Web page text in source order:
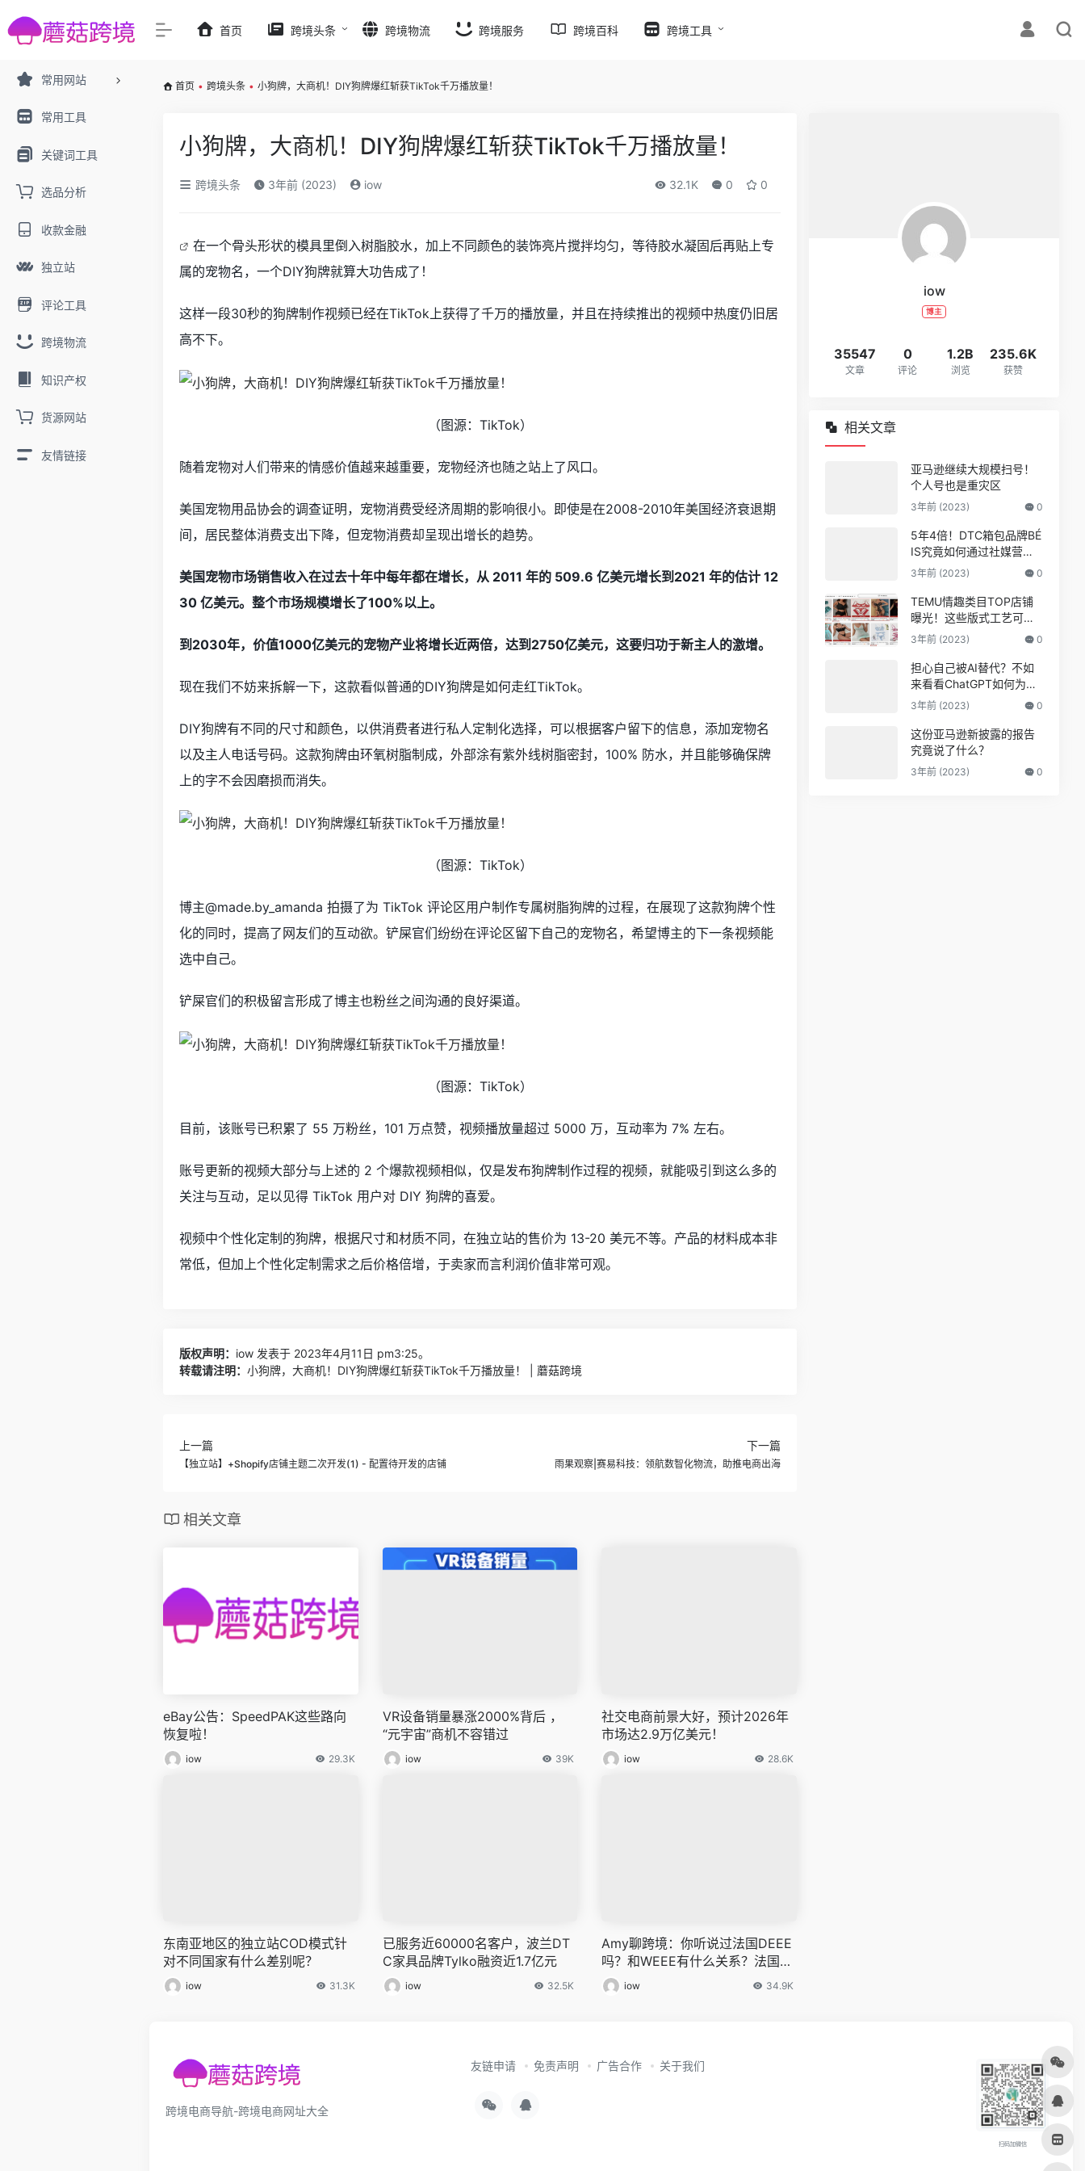
常用网站
常用工具
关键词工具
选品分析
收款金融
独立站
评论工具
跨境物流
知识产权
货源网站
友情链接
首页 跨境头条 跨境物流 跨境服务 跨境百科 跨境工具
首页 • 跨境头条 • 小狗牌，大商机！DIY狗牌爆红斩获TikTok千万播放量！
小狗牌，大商机！DIY狗牌爆红斩获TikTok千万播放量！
跨境头条 3年前 (2023) iow 32.1K 0 0
在一个骨头形状的模具里倒入树脂胶水，加上不同颜色的装饰亮片搅拌均匀，等待胶水凝固后再贴上专
属的宠物名，一个DIY狗牌就算大功告成了！
这样一段30秒的狗牌制作视频已经在TikTok上获得了千万的播放量，并且在持续推出的视频中热度仍旧居
高不下。
（图源：TikTok）
随着宠物对人们带来的情感价值越来越重要，宠物经济也随之站上了风口。
美国宠物用品协会的调查证明，宠物消费受经济周期的影响很小。即使是在2008-2010年美国经济衰退期
间，居民整体消费支出下降，但宠物消费却呈现出增长的趋势。
美国宠物市场销售收入在过去十年中每年都在增长，从 2011 年的 509.6 亿美元增长到2021 年的估计 12
30 亿美元。整个市场规模增长了100%以上。
到2030年，价值1000亿美元的宠物产业将增长近两倍，达到2750亿美元，这要归功于新主人的激增。
现在我们不妨来拆解一下，这款看似普通的DIY狗牌是如何走红TikTok。
DIY狗牌有不同的尺寸和颜色，以供消费者进行私人定制化选择，可以根据客户留下的信息，添加宠物名
以及主人电话号码。这款狗牌由环氧树脂制成，外部涂有紫外线树脂密封，100% 防水，并且能够确保牌
上的字不会因磨损而消失。
（图源：TikTok）
博主@made.by_amanda 拍摄了为 TikTok 评论区用户制作专属树脂狗牌的过程，在展现了这款狗牌个性
化的同时，提高了网友们的互动欲。铲屎官们纷纷在评论区留下自己的宠物名，希望博主的下一条视频能
选中自己。
铲屎官们的积极留言形成了博主也粉丝之间沟通的良好渠道。
（图源：TikTok）
目前， 该账号已积累了 55 万粉丝，101 万点赞，视频播放量超过 5000 万，互动率为 7% 左右。
账号更新的视频大部分与上述的 2 个爆款视频相似，仅是发布狗牌制作过程的视频，就能吸引到这么多的
关注与互动，足以见得 TikTok 用户对 DIY 狗牌的喜爱。
视频中个性化定制的狗牌，根据尺寸和材质不同， 在独立站的售价为 13-20 美元不等。产品的材料成本非
常低，但加上个性化定制需求之后价格倍增，于卖家而言利润价值非常可观。
版权声明： iow 发表于 2023年4月11日 pm3:25。
转载请注明： 小狗牌，大商机！DIY狗牌爆红斩获TikTok千万播放量！ | 蘑菇跨境
上一篇
【独立站】+Shopify店铺主题二次开发(1) - 配置待开发的店铺
下一篇
雨果观察|赛易科技：领航数智化物流，助推电商出海
相关文章
eBay公告：SpeedPAK这些路向
恢复啦！
iow 29.3K
VR设备销量暴涨2000%背后 ，
“元宇宙”商机不容错过
iow 39K
社交电商前景大好，预计2026年
市场达2.9万亿美元！
iow 28.6K
东南亚地区的独立站COD模式针
对不同国家有什么差别呢？
iow 31.3K
已服务近60000名客户，波兰DT
C家具品牌Tylko融资近1.7亿元
iow 32.5K
Amy聊跨境：你听说过法国DEEE
吗？和WEEE有什么关系？法国EP
R品类大全！
iow 34.9K
iow
博主
35547
文章
0
评论
1.2B
浏览
235.6K
获赞
相关文章
亚马逊继续大规模扫号！
个人号也是重灾区
3年前 (2023) 0
5年4倍！DTC箱包品牌BÉ
IS究竟如何通过社媒营销
收获逆势上涨！
3年前 (2023) 0
TEMU情趣类目TOP店铺
曝光！这些版式工艺可能
爆
3年前 (2023) 0
担心自己被AI替代？不如
来看看ChatGPT如何为亚
马逊人所用
3年前 (2023) 0
这份亚马逊新披露的报告
究竟说了什么？
3年前 (2023) 0
跨境电商导航-跨境电商网址大全
友链申请 免责声明 广告合作 关于我们
扫码加微信